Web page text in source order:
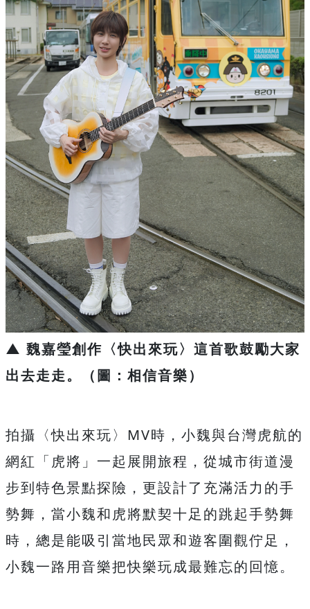
▲ 魏嘉瑩創作〈快出來玩〉這首歌鼓勵大家
出去走走。（圖：相信音樂）
拍攝〈快出來玩〉 MV時，小魏與台灣虎航的
網紅「虎將」一起展開旅程， 從城市街道漫
步到特色景點探險，更設計了充滿活力的手
勢舞， 當小魏和虎將默契十足的跳起手勢舞
時， 總是能吸引當地民眾和遊客圍觀佇足，
小魏一路用音樂把快樂玩成最難忘的回憶。